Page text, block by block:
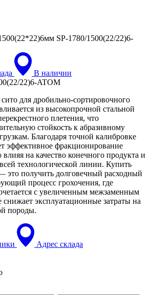
SP-1780/1500(22/22)6-
В наличии
22)6-ATOM
для дробильно-сортировочного
из высокопрочной стальной
плетения, что
стойкость к абразивному
Благодаря точной калибровке
эффективное фракционирование
на качество конечного продукта и
технологической линии. Купить
это получить долговечный расходный
процесс грохочения, где
с увеличенным межзаменным
снижает эксплуатационные затраты на
породы.
Адрес склада